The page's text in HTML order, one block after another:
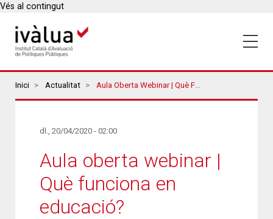
Vés al contingut
Breadcrumbs
Inici Actualitat Aula Oberta Webinar | Què Funciona En Educació?
dl., 20/04/2020 - 02:00
Aula oberta webinar |
Què funciona en
educació?